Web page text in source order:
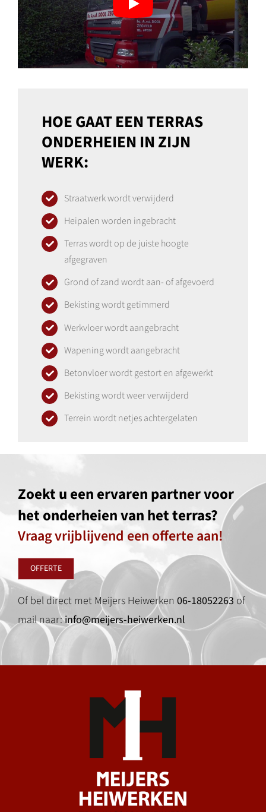
HOE GAAT EEN TERRAS
ONDERHEIEN IN ZIJN
WERK:
Straatwerk wordt verwijderd
Heipalen worden ingebracht
Terras wordt op de juiste hoogte
afgegraven
Grond of zand wordt aan- of afgevoerd
Bekisting wordt getimmerd
Werkvloer wordt aangebracht
Wapening wordt aangebracht
Betonvloer wordt gestort en afgewerkt
Bekisting wordt weer verwijderd
Terrein wordt netjes achtergelaten
Zoekt u een ervaren partner voor
het onderheien van het terras?
Vraag vrijblijvend een offerte aan!
OFFERTE
Of bel direct met Meijers Heiwerken 06-18052263 of
mail naar:info@meijers-heiwerken.nl